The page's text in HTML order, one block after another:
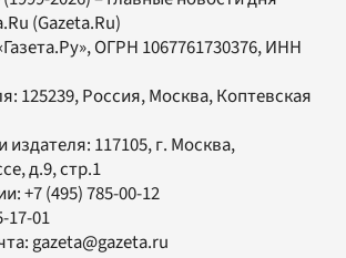
(Gazeta.Ru)
, ОГРН 1067761730376, ИНН
125239, Россия, Москва, Коптевская
издателя: 117105, г. Москва,
д.9, стр.1
+7 (495) 785-00-12
17-01
gazeta@gazeta.ru